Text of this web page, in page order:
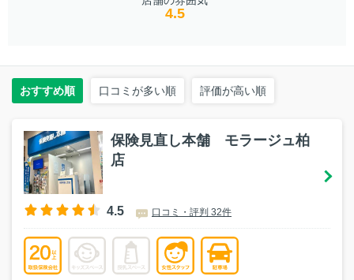
4.5
おすすめ順 口コミが多い順 評価が高い順
保険見直し本舗 モラージュ柏
店
4.5 口コミ・評判 32件